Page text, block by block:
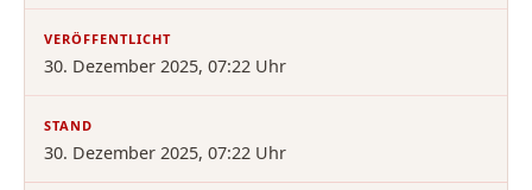
VERÖFFENTLICHT
30. Dezember 2025, 07:22 Uhr
STAND
30. Dezember 2025, 07:22 Uhr